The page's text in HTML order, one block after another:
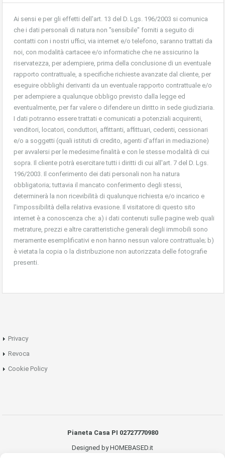
Ai sensi e per gli effetti dell'art. 13 del D. Lgs. 196/2003 si comunica
che i dati personali di natura non "sensibile" forniti a seguito di
contatti con i nostri uffici, via internet e/o telefono, saranno trattati da
noi, con modalità cartacee e/o informatiche che ne assicurino la
riservatezza, per adempiere, prima della conclusione di un eventuale
rapporto contrattuale, a specifiche richieste avanzate dal cliente, per
eseguire obblighi derivanti da un eventuale rapporto contrattuale e/o
per adempiere a qualunque obbligo previsto dalla legge ed
eventualmente, per far valere o difendere un diritto in sede giudiziaria.
I dati potranno essere trattati e comunicati a potenziali acquirenti,
venditori, locatori, conduttori, affittanti, affittuari, cedenti, cessionari
e/o a soggetti (quali istituti di credito, agenti d'affari in mediazione)
per avvalersi per le medesime finalità e con le stesse modalità di cui
sopra. Il cliente potrà esercitare tutti i diritti di cui all'art. 7 del D. Lgs.
196/2003. Il conferimento dei dati personali non ha natura
obbligatoria; tuttavia il mancato conferimento degli stessi,
determinerà la non ricevibilità di qualunque richiesta e/o incarico e
l'impossibilità della relativa evasione. Il visitatore di questo sito
internet è a conoscenza che: a) i dati contenuti sulle pagine web quali
metrature, prezzi e altre caratteristiche generali degli immobili sono
meramente esemplificativi e non hanno nessun valore contrattuale; b)
è vietata la copia o la distribuzione non autorizzata delle fotografie
presenti.
Privacy
Revoca
Cookie Policy
Pianeta Casa PI 02727770980
Designed by HOMEBASED.it